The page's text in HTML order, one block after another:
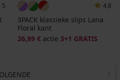
5 4,8
3PACK klassieke slips Lana
Floral kant
26,99 € actie 3+1 GRATIS